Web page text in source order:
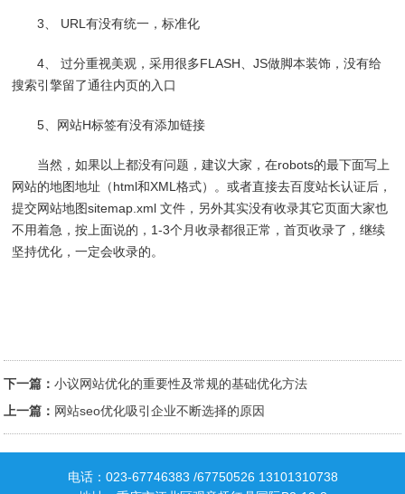
3、 URL有没有统一，标准化
4、 过分重视美观，采用很多FLASH、JS做脚本装饰，没有给
搜索引擎留了通往内页的入口
5、网站H标签有没有添加链接
当然，如果以上都没有问题，建议大家，在robots的最下面写上
网站的地图地址（html和XML格式）。或者直接去百度站长认证后，
提交网站地图sitemap.xml 文件，另外其实没有收录其它页面大家也
不用着急，按上面说的，1-3个月收录都很正常，首页收录了，继续
坚持优化，一定会收录的。
下一篇：小议网站优化的重要性及常规的基础优化方法
上一篇： 网站seo优化吸引企业不断选择的原因
电话：023-67746383 /67750526 13101310738